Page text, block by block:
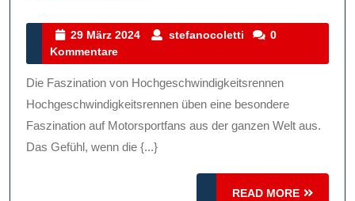
Welt
Adrenalin,
Geschwindigkeit
Und
Nervenkitzel
29 März 2024
29
2024
stefanocoletti stefanocoletti
0
Kommentare
Die Faszination von Hochgeschwindigkeitsrennen
Hochgeschwindigkeitsrennen üben eine besondere
Faszination auf Motorsportfans aus der ganzen Welt aus.
Das Gefühl, wenn die {...}
READ MORE
READ